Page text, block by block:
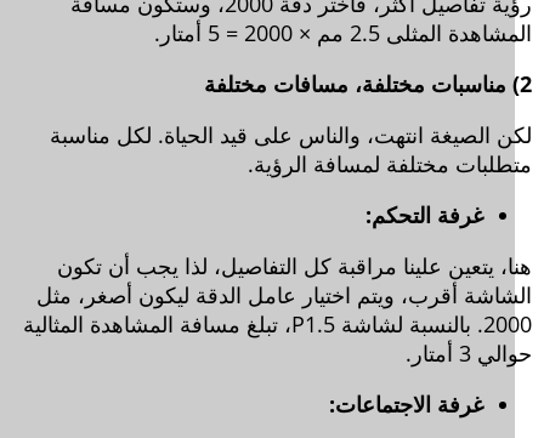
المثلى 2.5 مم × 2000 = 5 أمتار.
الصيغة انتهت، والناس على قيد الحياة. لكل مناسبة
مختلفة لمسافة الرؤية.
غرفة التحكم:
يتعين علينا مراقبة كل التفاصيل، لذا يجب أن تكون
أقرب، ويتم اختيار عامل الدقة ليكون أصغر، مثل
2000. بالنسبة لشاشة P1.5، تبلغ مسافة المشاهدة المثالية
3 أمتار.
غرفة الاجتماعات: